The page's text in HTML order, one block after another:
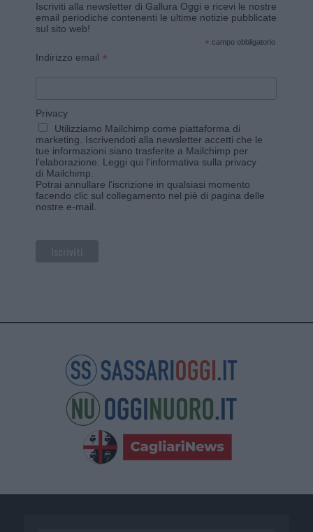
Iscriviti alla newsletter di Gallura Oggi e ricevi le nostre
email periodiche contenenti le ultime notizie pubblicate
sul sito web!
* campo obbligatorio
Indirizzo email *
Privacy
Utilizziamo Mailchimp come piattaforma di
marketing. Iscrivendoti alla newsletter accetti che le
tue informazioni siano trasferite a Mailchimp per
l'elaborazione. Leggi qui l'informativa sulla privacy
di Mailchimp
Potrai annullare l'iscrizione in qualsiasi momento
facendo clic sul collegamento nel piè di pagina delle
nostre e-mail.